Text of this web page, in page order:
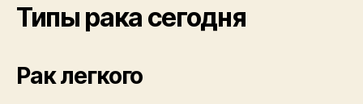
Типы рака сегодня
Рак легкого